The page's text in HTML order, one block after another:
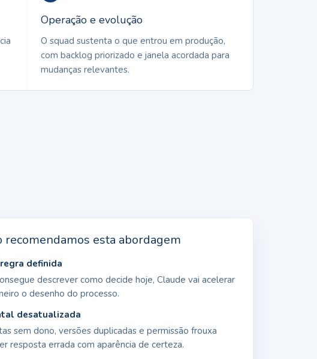
Operação e evolução
O squad sustenta o que entrou em produção,
com backlog priorizado e janela acordada para
mudanças relevantes.
recomendamos esta abordagem
definida
descrever como decide hoje, Claude vai acelerar
o desenho do processo.
desatualizada
sem dono, versões duplicadas e permissão frouxa
resposta errada com aparência de certeza.